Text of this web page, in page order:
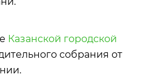
Казанской городской
собрания от